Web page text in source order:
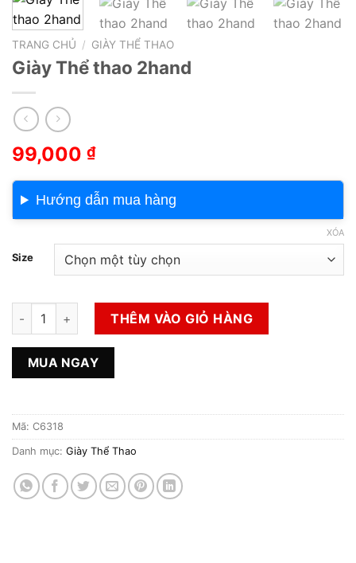
TRANG CHỦ / GIÀY THỂ THAO
Giày Thể thao 2hand
99,000 ₫
Hướng dẫn mua hàng
Size
XÓA
Giày Thể thao 2hand số lượngTHÊM VÀO GIỎ HÀNG
MUA NGAY
Mã: C6318
Danh mục: Giày Thể Thao